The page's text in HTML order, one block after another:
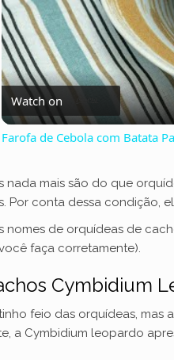
Watch on
Farofa de Cebola com Batata
nada mais são do que
Por conta dessa condição,
nomes de orquídeas de
faça corretamente).
Cymbidium
feio das orquídeas, mas
a Cymbidium leopardo